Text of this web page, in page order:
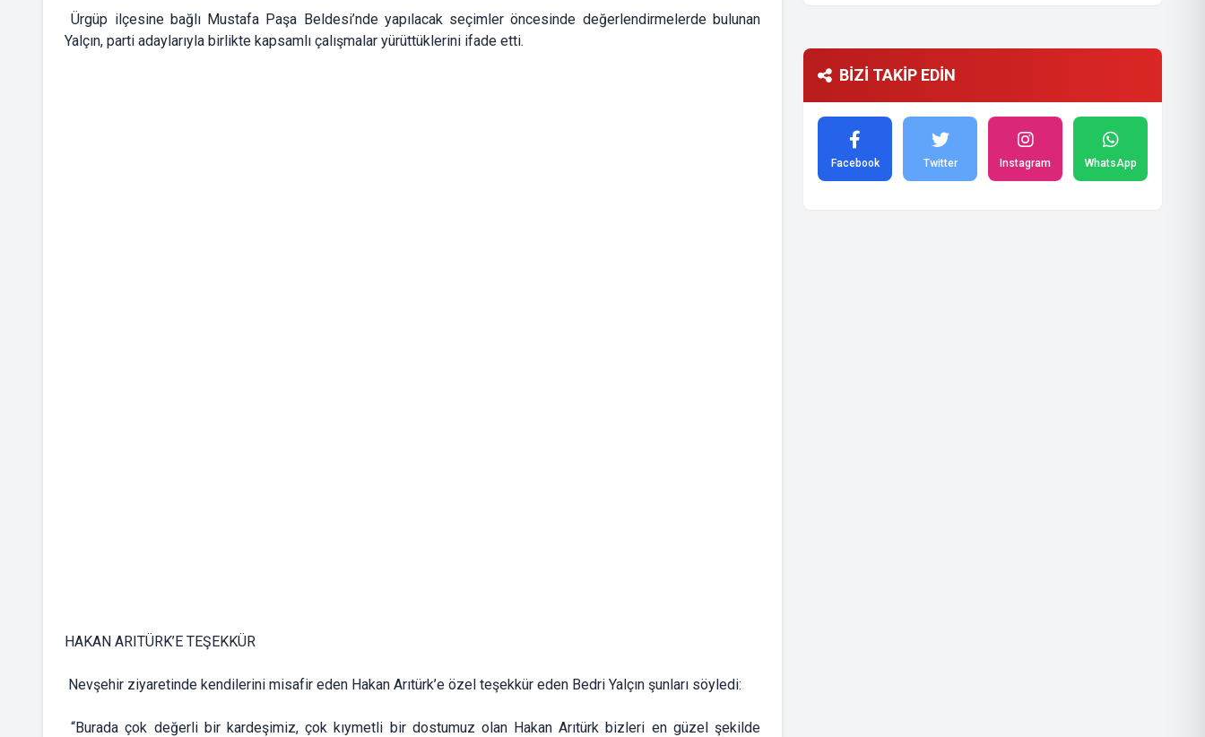
Ürgüp ilçesine bağlı Mustafa Paşa Beldesi’nde yapılacak seçimler öncesinde değerlendirmelerde bulunan
Yalçın, parti adaylarıyla birlikte kapsamlı çalışmalar yürüttüklerini ifade etti.
HAKAN ARITÜRK’E TEŞEKKÜR
Nevşehir ziyaretinde kendilerini misafir eden Hakan Arıtürk’e özel teşekkür eden Bedri Yalçın şunları söyledi:
“Burada çok değerli bir kardeşimiz, çok kıymetli bir dostumuz olan Hakan Arıtürk bizleri en güzel şekilde
BİZİ TAKİP EDİN
Facebook Twitter Instagram WhatsApp